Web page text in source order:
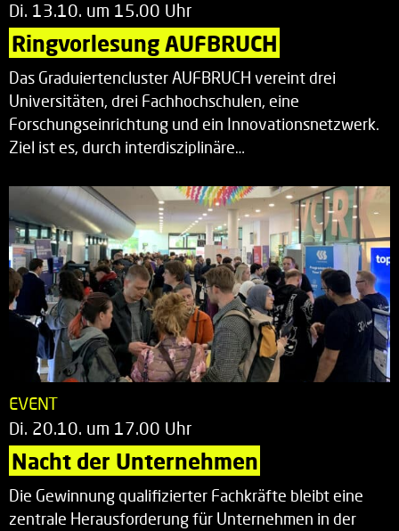
Di. 13.10. um 15.00 Uhr
Ringvorlesung AUFBRUCH
Das Graduiertencluster AUFBRUCH vereint drei
Universitäten, drei Fachhochschulen, eine
Forschungseinrichtung und ein Innovationsnetzwerk.
Ziel ist es, durch interdisziplinäre…
EVENT
Di. 20.10. um 17.00 Uhr
Nacht der Unternehmen
Die Gewinnung qualifizierter Fachkräfte bleibt eine
zentrale Herausforderung für Unternehmen in der